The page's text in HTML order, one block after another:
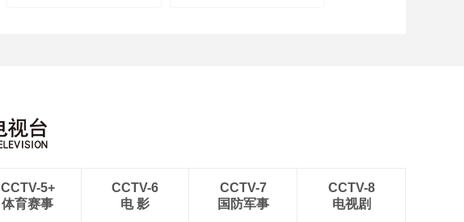
CCTV-5+
体育赛事
CCTV-6
电 影
CCTV-7
国防军事
CCTV-8
电视剧